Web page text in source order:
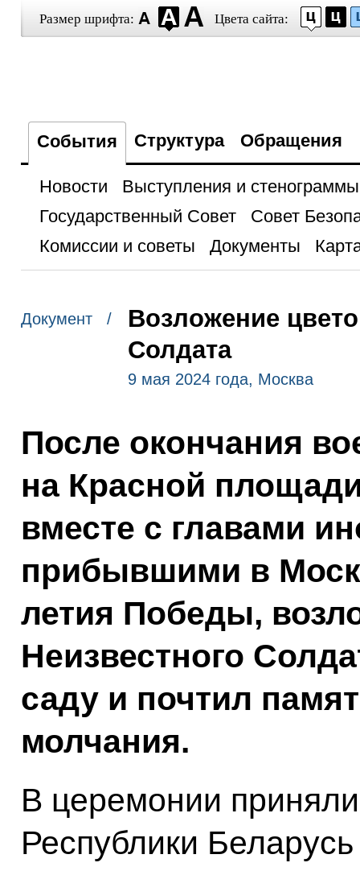
Размер шрифта: Цвета сайта:
События Структура Обращения
Новости
Выступления и стенограммы
Государственный Совет
Совет
Комиссии и советы
Документы
Документ /
Возложение
Солдата
9 мая 2024 года, Москва
После окончания
на Красной
вместе с главами
прибывшими в
летия Победы,
Неизвестного
саду и почтил
молчания.
В церемонии
Республики